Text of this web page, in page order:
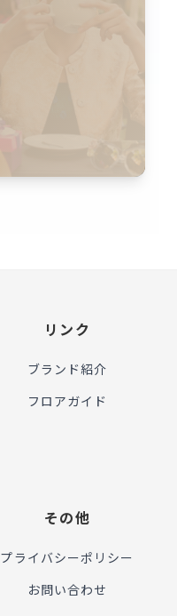
リンク
ブランド紹介
フロアガイド
その他
プライバシーポリシー
お問い合わせ